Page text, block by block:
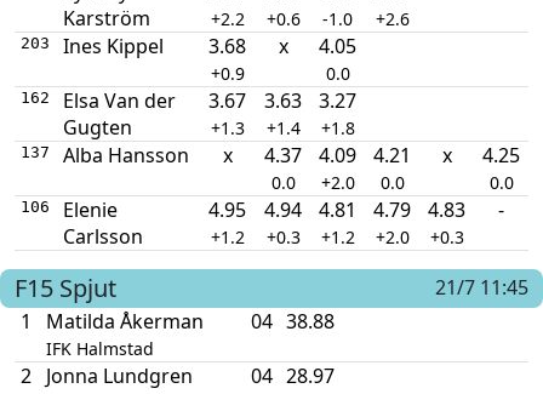
Karström
+2.2 +0.6 -1.0 +2.6
203 Ines Kippel 3.68
+0.9
x 4.05
0.0
162
Elsa Van der
Gugten
3.67
+1.3
3.63
+1.4
3.27
+1.8
137 Alba Hansson x 4.37
0.0
4.09
+2.0
4.21
0.0
x 4.25
0.0
106
Elenie
Carlsson
4.95
+1.2
4.94
+0.3
4.81
+1.2
4.79
+2.0
4.83
+0.3
-
F15 Spjut
21/7 11:45
1
Matilda Åkerman
IFK Halmstad
04 38.88
2 Jonna Lundgren 04 28.97